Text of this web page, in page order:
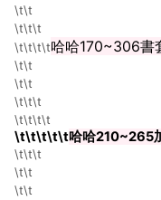
\t\t
\t\t\t
\t\t\t\t哈哈170~306書
\t\t
\t\t
\t\t\t
\t\t\t\t
\t\t\t\t\t哈哈210~265
\t\t\t
\t\t
\t\t